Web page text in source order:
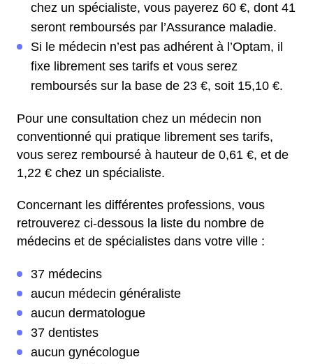
chez un spécialiste, vous payerez 60 €, dont 41
seront remboursés par l’Assurance maladie.
Si le médecin n’est pas adhérent à l’Optam, il
fixe librement ses tarifs et vous serez
remboursés sur la base de 23 €, soit 15,10 €.
Pour une consultation chez un médecin non
conventionné qui pratique librement ses tarifs,
vous serez remboursé à hauteur de 0,61 €, et de
1,22 € chez un spécialiste.
Concernant les différentes professions, vous
retrouverez ci-dessous la liste du nombre de
médecins et de spécialistes dans votre ville :
37 médecins
aucun médecin généraliste
aucun dermatologue
37 dentistes
aucun gynécologue